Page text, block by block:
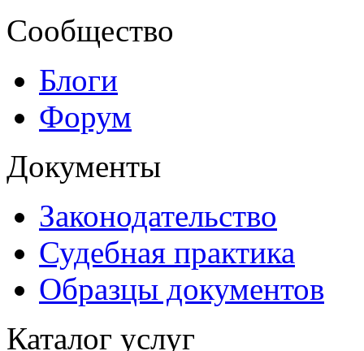
Сообщество
Блоги
Форум
Документы
Законодательство
Судебная практика
Образцы документов
Каталог услуг